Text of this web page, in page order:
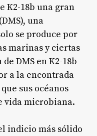
K2-18b una gran
una
se produce por
marinas y ciertas
DMS en K2-18b
a la encontrada
sus océanos
vida microbiana.
indicio más sólido